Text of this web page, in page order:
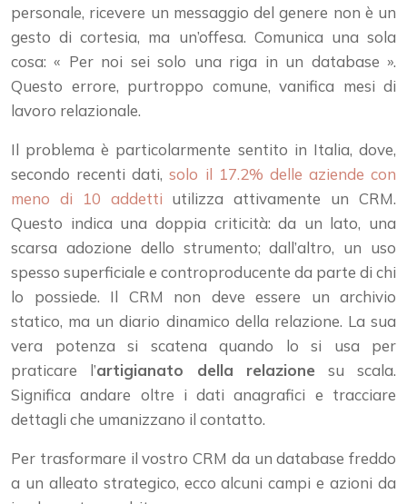
personale, ricevere un messaggio del genere non è un
gesto di cortesia, ma un’offesa. Comunica una sola
cosa: « Per noi sei solo una riga in un database ».
Questo errore, purtroppo comune, vanifica mesi di
lavoro relazionale.
Il problema è particolarmente sentito in Italia, dove,
secondo recenti dati,solo il 17.2% delle aziende con
meno di 10 addetti utilizza attivamente un CRM.
Questo indica una doppia criticità: da un lato, una
scarsa adozione dello strumento; dall’altro, un uso
spesso superficiale e controproducente da parte di chi
lo possiede. Il CRM non deve essere un archivio
statico, ma un diario dinamico della relazione. La sua
vera potenza si scatena quando lo si usa per
praticare l’artigianato della relazione su scala.
Significa andare oltre i dati anagrafici e tracciare
dettagli che umanizzano il contatto.
Per trasformare il vostro CRM da un database freddo
a un alleato strategico, ecco alcuni campi e azioni da